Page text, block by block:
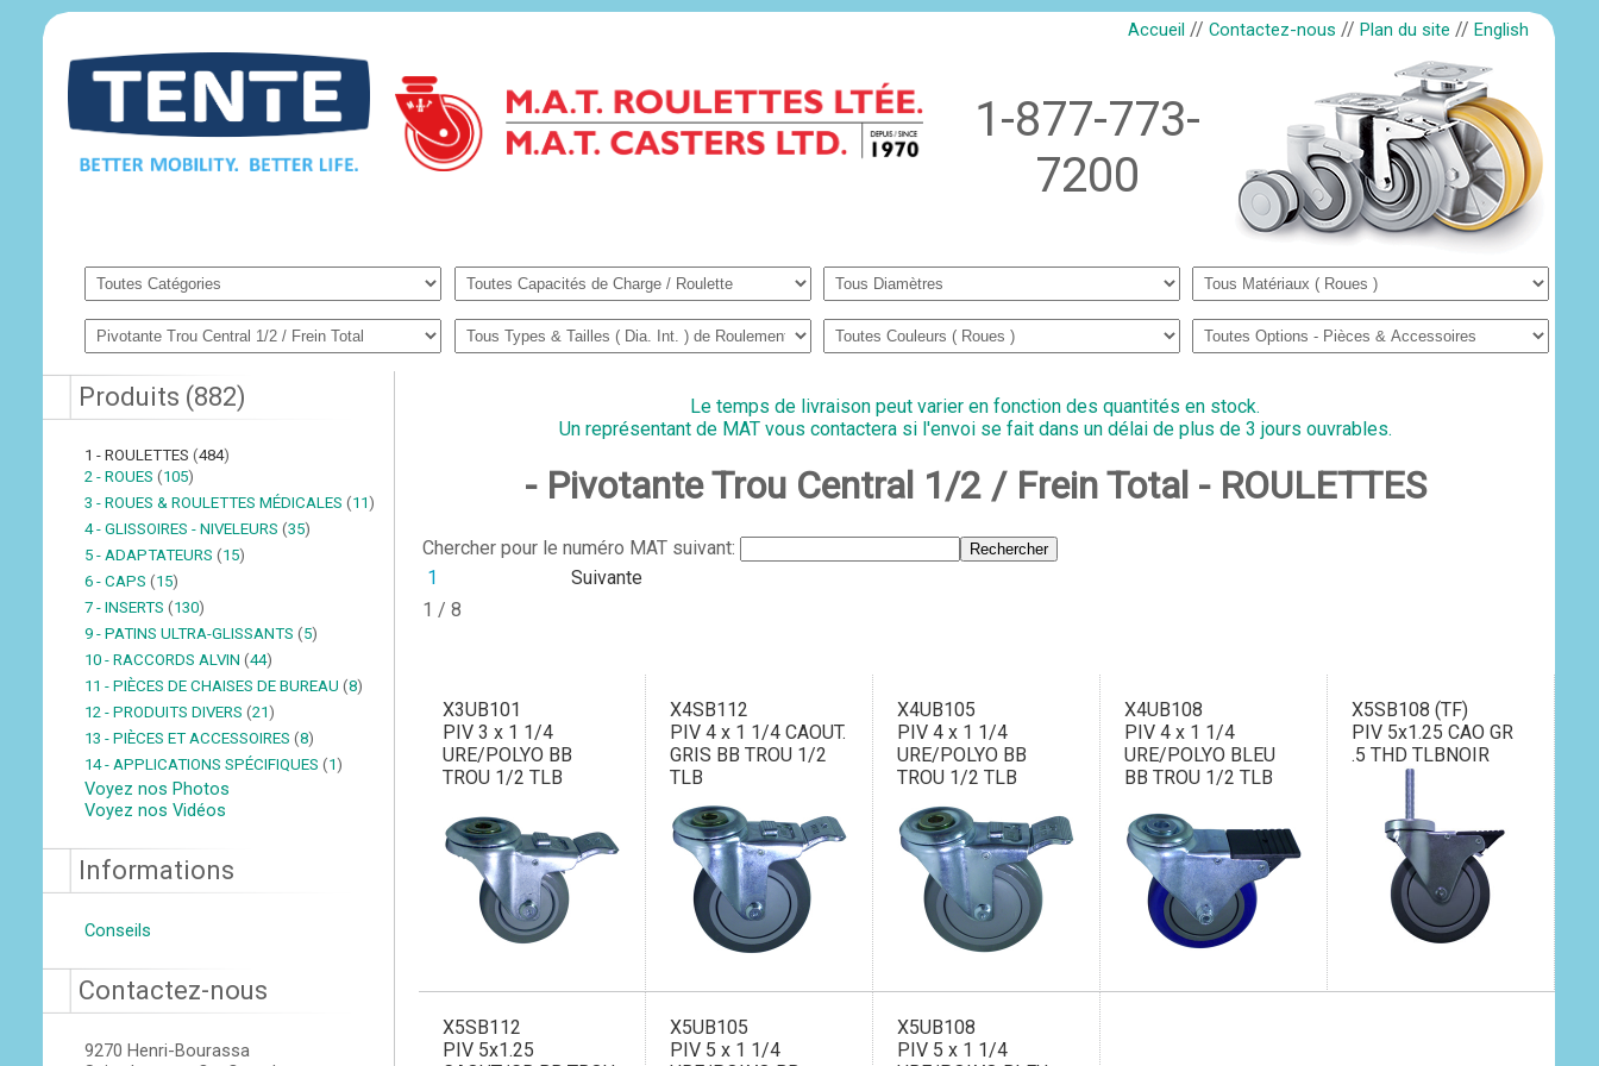
Accueil //Contactez-nous //Plan du site //English
1-877-773-
7200
Produits (882)
1 - ROULETTES(484)
2 - ROUES(105)
3 - ROUES & ROULETTES MÉDICALES(11)
4 - GLISSOIRES - NIVELEURS(35)
5 - ADAPTATEURS(15)
6 - CAPS(15)
7 - INSERTS(130)
9 - PATINS ULTRA-GLISSANTS(5)
10 - RACCORDS ALVIN(44)
11 - PIÈCES DE CHAISES DE BUREAU(8)
12 - PRODUITS DIVERS(21)
13 - PIÈCES ET ACCESSOIRES(8)
14 - APPLICATIONS SPÉCIFIQUES(1)
Voyez nos Photos
Voyez nos Vidéos
Informations
Conseils
Contactez-nous
9270 Henri-Bourassa
Le temps de livraison peut varier en fonction des quantités en stock.
Un représentant de MAT vous contactera si l'envoi se fait dans un délai de plus de 3 jours ouvrables.
- Pivotante Trou Central 1/2 / Frein Total - ROULETTES
Chercher pour le numéro MAT suivant:
1
Suivante
1 / 8
X3UB101
PIV 3 x 1 1/4
URE/POLYO BB
TROU 1/2 TLB
X4SB112
PIV 4 x 1 1/4 CAOUT.
GRIS BB TROU 1/2
TLB
X4UB105
PIV 4 x 1 1/4
URE/POLYO BB
TROU 1/2 TLB
X4UB108
PIV 4 x 1 1/4
URE/POLYO BLEU
BB TROU 1/2 TLB
X5SB108 (TF)
PIV 5x1.25 CAO GR
.5 THD TLBNOIR
X5SB112
PIV 5x1.25
X5UB105
PIV 5 x 1 1/4
X5UB108
PIV 5 x 1 1/4